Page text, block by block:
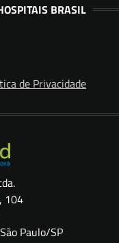
BRASIL
de Privacidade
104
Paulo/SP